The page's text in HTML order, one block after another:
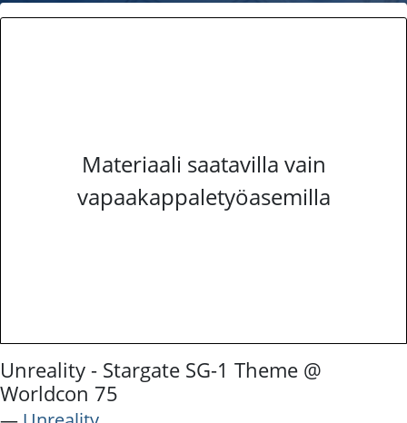
Materiaali saatavilla vain
vapaakappaletyöasemilla
Unreality - Stargate SG-1 Theme @
Worldcon 75